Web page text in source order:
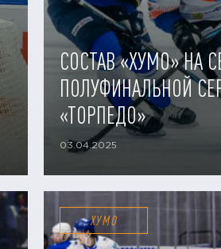
СОСТАВ «ХУМО» НА
ПОЛУФИНАЛЬНОЙ
«ТОРПЕДО»
03.04.2025
ХУМО